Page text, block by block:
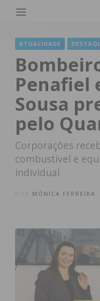
ATUALIDADE
Penafiel
Sousa
pelo
Corporações
combustível e
individual
MÓNICA FERREIRA